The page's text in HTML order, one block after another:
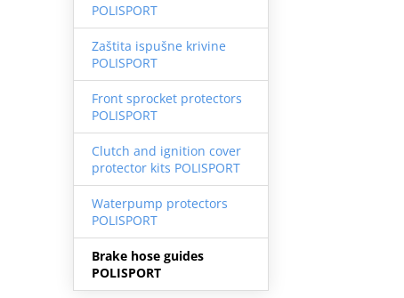
POLISPORT
Zaštita ispušne krivine
POLISPORT
Front sprocket protectors
POLISPORT
Clutch and ignition cover
protector kits POLISPORT
Waterpump protectors
POLISPORT
Brake hose guides
POLISPORT